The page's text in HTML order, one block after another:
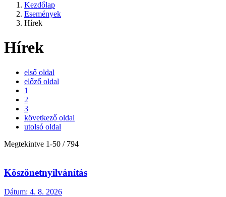
Kezdőlap
Események
Hírek
Hírek
első oldal
előző oldal
1
2
3
következő oldal
utolsó oldal
Megtekintve 1-50 / 794
Köszönetnyilvánítás
Dátum: 4. 8. 2026